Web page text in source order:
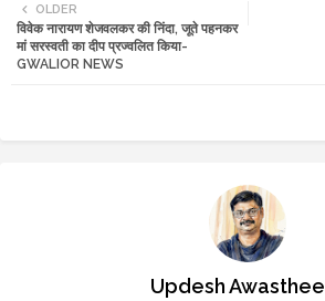
tte
OLDER
विवेक नारायण शेजवलकर की निंदा, जूते पहनकर
मां सरस्वती का दीप प्रज्वलित किया-
GWALIOR NEWS
Updesh Awasthee